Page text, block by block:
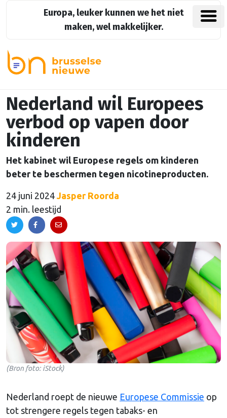
Europa, leuker kunnen we het niet
maken, wel makkelijker.
Nederland wil Europees
verbod op vapen door
kinderen
Het kabinet wil Europese regels om kinderen
beter te beschermen tegen nicotineproducten.
24 juni 2024 Jasper Roorda
2 min. leestijd
(Bron foto: iStock)
Nederland roept de nieuwe Europese Commissie op
tot strengere regels tegen tabaks- en